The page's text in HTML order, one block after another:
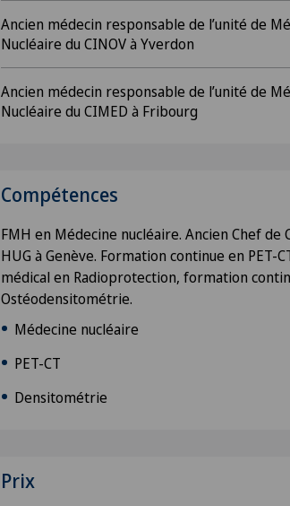
Ancien médecin responsable de l’unité de
Nucléaire du CINOV à Yverdon
Ancien médecin responsable de l’unité de
Nucléaire du CIMED à Fribourg
Compétences
FMH en Médecine nucléaire. Ancien Chef de
HUG à Genève. Formation continue en PET-
médical en Radioprotection, formation
Ostéodensitométrie.
Médecine nucléaire
PET-CT
Densitométrie
Prix